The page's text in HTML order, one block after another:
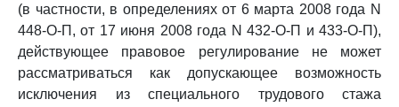
(в частности, в определениях от 6 марта 2008 года N
448-О-П, от 17 июня 2008 года N 432-О-П и 433-О-П),
действующее правовое регулирование не может
рассматриваться как допускающее возможность
исключения из специального трудового стажа